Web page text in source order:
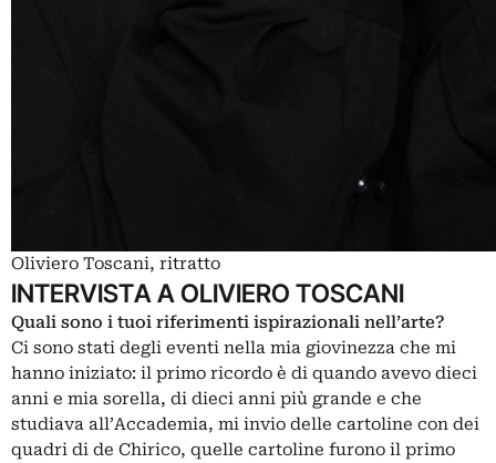
Oliviero Toscani, ritratto
INTERVISTA A OLIVIERO TOSCANI
Quali sono i tuoi riferimenti ispirazionali nell’arte?
Ci sono stati degli eventi nella mia giovinezza che mi
hanno iniziato: il primo ricordo è di quando avevo dieci
anni e mia sorella, di dieci anni più grande e che
studiava all’Accademia, mi invio delle cartoline con dei
quadri di de Chirico, quelle cartoline furono il primo